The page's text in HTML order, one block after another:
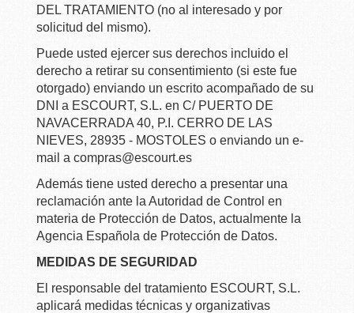
DEL TRATAMIENTO (no al interesado y por
solicitud del mismo).
Puede usted ejercer sus derechos incluido el
derecho a retirar su consentimiento (si este fue
otorgado) enviando un escrito acompañado de su
DNI a ESCOURT, S.L. en C/ PUERTO DE
NAVACERRADA 40, P.I. CERRO DE LAS
NIEVES, 28935 - MOSTOLES o enviando un e-
mail a compras@escourt.es
Además tiene usted derecho a presentar una
reclamación ante la Autoridad de Control en
materia de Protección de Datos, actualmente la
Agencia Española de Protección de Datos.
MEDIDAS DE SEGURIDAD
El responsable del tratamiento ESCOURT, S.L.
aplicará medidas técnicas y organizativas